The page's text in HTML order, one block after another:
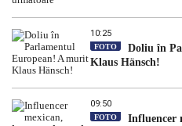
10:25
FOTO
Doliu în
Klaus Hänsch!
09:50
FOTO
Influencer